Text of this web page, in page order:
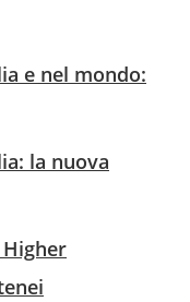
e nel mondo:
la nuova